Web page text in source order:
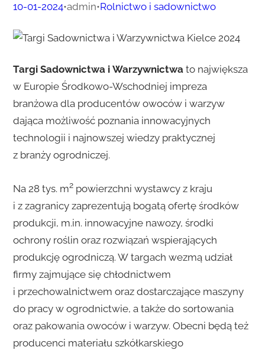
10-01-2024•admin•Rolnictwo i sadownictwo
Targi Sadownictwa i Warzywnictwato największa
w Europie Środkowo-Wschodniej impreza
branżowa dla producentów owoców i warzyw
dająca możliwość poznania innowacyjnych
technologii i najnowszej wiedzy praktycznej
z branży ogrodniczej.
Na 28 tys. m2powierzchni wystawcy z kraju
i z zagranicy zaprezentują bogatą ofertę środków
produkcji, m.in. innowacyjne nawozy, środki
ochrony roślin oraz rozwiązań wspierających
produkcję ogrodniczą. W targach wezmą udział
firmy zajmujące się chłodnictwem
i przechowalnictwem oraz dostarczające maszyny
do pracy w ogrodnictwie, a także do sortowania
oraz pakowania owoców i warzyw. Obecni będą też
producenci materiału szkółkarskiego